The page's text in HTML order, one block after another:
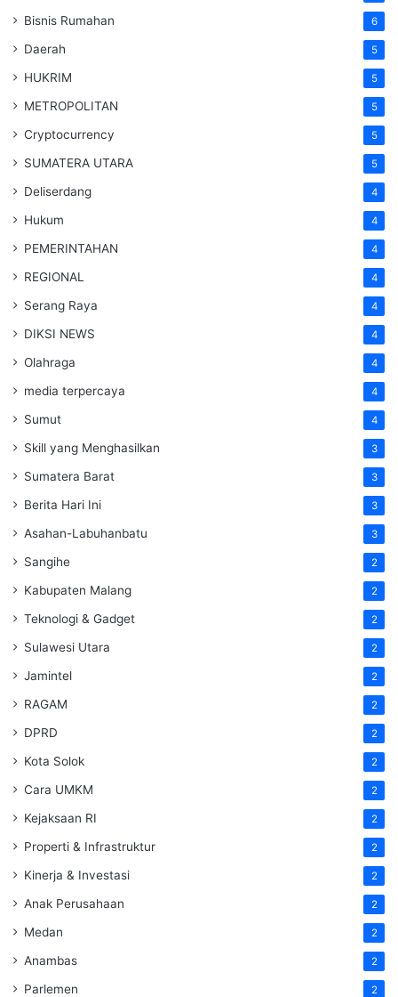
Bisnis Rumahan 6
Daerah 5
HUKRIM 5
METROPOLITAN 5
Cryptocurrency 5
SUMATERA UTARA 5
Deliserdang 4
Hukum 4
PEMERINTAHAN 4
REGIONAL 4
Serang Raya 4
DIKSI NEWS 4
Olahraga 4
media terpercaya 4
Sumut 4
Skill yang Menghasilkan 3
Sumatera Barat 3
Berita Hari Ini 3
Asahan-Labuhanbatu 3
Sangihe 2
Kabupaten Malang 2
Teknologi & Gadget 2
Sulawesi Utara 2
Jamintel 2
RAGAM 2
DPRD 2
Kota Solok 2
Cara UMKM 2
Kejaksaan RI 2
Properti & Infrastruktur 2
Kinerja & Investasi 2
Anak Perusahaan 2
Medan 2
Anambas 2
Parlemen 2